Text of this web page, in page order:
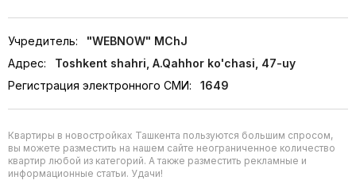
Учредитель:
"WEBNOW" MChJ
Адрес:
Toshkent shahri, A.Qahhor ko'chasi, 47-uy
Регистрация электронного СМИ:
1649
Квартиры в новостройках Ташкента пользуются большим спросом,
вы можете разместить на нашем сайте неограниченное количество
квартир любой из категорий. А также разместить рекламные и
информационные статьи. Удачи!